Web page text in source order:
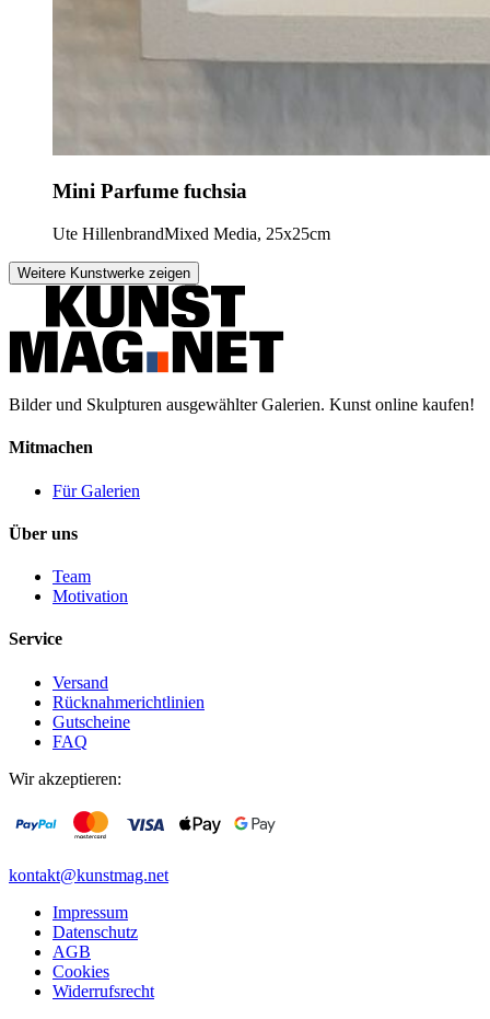
Mini Parfume fuchsia
Ute HillenbrandMixed Media, 25x25cm
Weitere Kunstwerke zeigen
Bilder und Skulpturen ausgewählter Galerien. Kunst online kaufen!
Mitmachen
Für Galerien
Über uns
Team
Motivation
Service
Versand
Rücknahmerichtlinien
Gutscheine
FAQ
Wir akzeptieren:
kontakt@kunstmag.net
Impressum
Datenschutz
AGB
Cookies
Widerrufsrecht